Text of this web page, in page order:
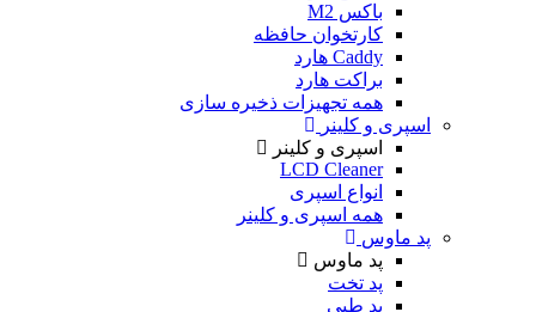
باکس M2
کارتخوان حافظه
Caddy هارد
براکت هارد
همه تجهیزات ذخیره سازی
اسپری و کلینر
اسپری و کلینر
LCD Cleaner
انواع اسپری
همه اسپری و کلینر
پد ماوس
پد ماوس
پد تخت
پد طبی